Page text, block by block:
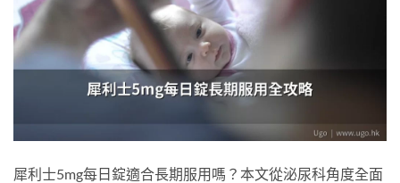
犀利士5mg每日錠適合長期服用嗎？本文從泌尿科角度全面